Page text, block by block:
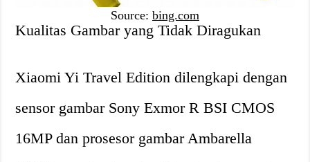
Source: bing.com
Kualitas Gambar yang Tidak Diragukan
Xiaomi Yi Travel Edition dilengkapi dengan
sensor gambar Sony Exmor R BSI CMOS
16MP dan prosesor gambar Ambarella